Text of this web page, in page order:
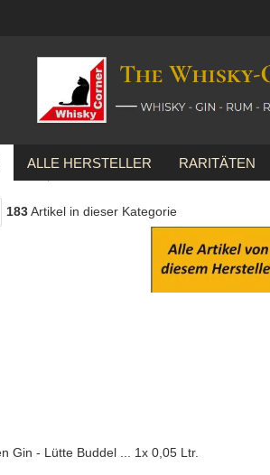
Konto
ALLE HERSTELLER RARITÄTEN
183Artikel in dieser Kategorie